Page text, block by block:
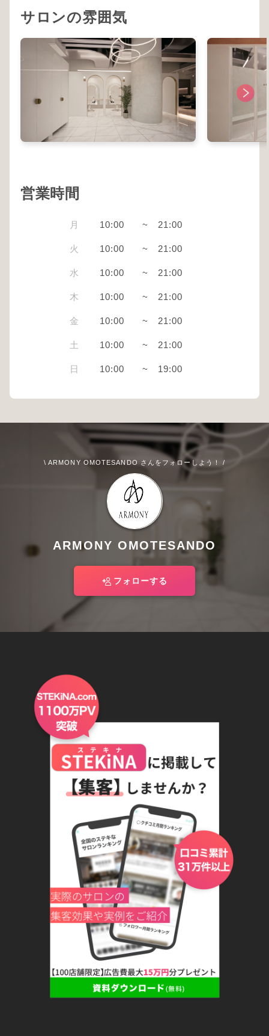
サロンの雰囲気
営業時間
月 10:00 ~ 21:00
火 10:00 ~ 21:00
水 10:00 ~ 21:00
木 10:00 ~ 21:00
金 10:00 ~ 21:00
土 10:00 ~ 21:00
日 10:00 ~ 19:00
\ ARMONY OMOTESANDO さんをフォローしよう！ /
ARMONY OMOTESANDO
フォローする